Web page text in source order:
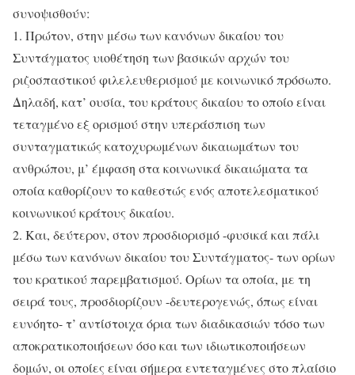
συνοψισθούν:
1. Πρώτον, στην μέσω των κανόνων δικαίου του
Συντάγματος υιοθέτηση των βασικών αρχών του
ριζοσπαστικού φιλελευθερισμού με κοινωνικό πρόσωπο.
Δηλαδή, κατ’ ουσία, του κράτους δικαίου το οποίο είναι
τεταγμένο εξ ορισμού στην υπεράσπιση των
συνταγματικώς κατοχυρωμένων δικαιωμάτων του
ανθρώπου, μ’ έμφαση στα κοινωνικά δικαιώματα τα
οποία καθορίζουν το καθεστώς ενός αποτελεσματικού
κοινωνικού κράτους δικαίου.
2. Και, δεύτερον, στον προσδιορισμό -φυσικά και πάλι
μέσω των κανόνων δικαίου του Συντάγματος- των ορίων
του κρατικού παρεμβατισμού. Ορίων τα οποία, με τη
σειρά τους, προσδιορίζουν -δευτερογενώς, όπως είναι
ευνόητο- τ’ αντίστοιχα όρια των διαδικασιών τόσο των
αποκρατικοποιήσεων όσο και των ιδιωτικοποιήσεων
δομών, οι οποίες είναι σήμερα εντεταγμένες στο πλαίσιο